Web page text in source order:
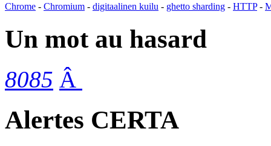
Chrome - Chromium - digitaalinen kuilu - ghetto sharding - HTTP-
Un mot au hasard
8085 Â
Alertes CERTA